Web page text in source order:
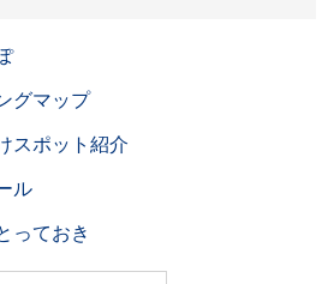
グマップ
スポット紹介
ル
ておき